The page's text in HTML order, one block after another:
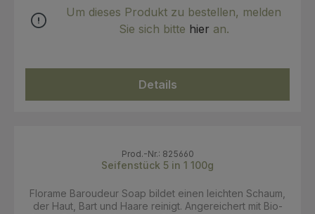
bei gleichzeitig effektiver Reinigung. Die natürliche
Rezeptur stellt die perfekte Balance aus
Bestreben, ein dauerhaft beruhigendes Gefühl der
Rehydratation zu erzeugen, führte zur Auswahl von drei
verhindert ein Gefühl von Schwere und ist ideal für
Männer, die eine zügige Anwendung schätzen.
wertvollem Zucker, verjüngt die Haut und stärkt ihre
Fähigkeit zum natürlichen Schutz. Die Weizenproteine
Um dieses Produkt zu bestellen, melden
Sie sich bitte hier an.
Details
Prod.-Nr.: 825660
Seifenstück 5 in 1 100g
Florame Baroudeur Soap bildet einen leichten Schaum,
der Haut, Bart und Haare reinigt. Angereichert mit Bio-